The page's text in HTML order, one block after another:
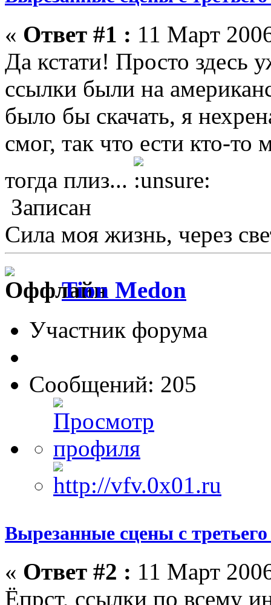
« Ответ #1 : 11 Март
Да кстати! Просто здесь
ссылки были на
было бы скачать, я
смог, так что ести кто-
тогда плиз...
Записан
Сила моя жизнь, через
Tion Medon
Участник форума
Сообщений: 205
Вырезанные сцены с третьего
« Ответ #2 : 11 Март
Ёпрст, ссылки по всему